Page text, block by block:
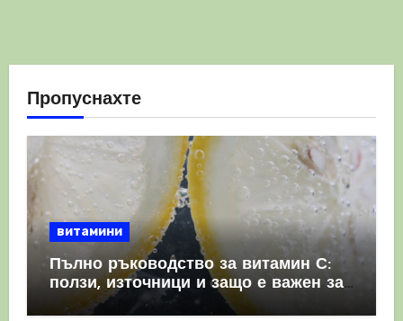
Пропуснахте
витамини
Пълно ръководство за витамин С:
ползи, източници и защо е важен за
имунната система